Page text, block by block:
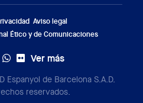
Aviso legal
Ético y de Comunicaciones
Ver más
Espanyol de Barcelona S.A.D.
reservados.